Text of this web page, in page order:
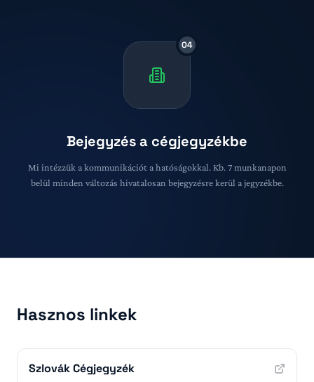
04
Bejegyzés a cégjegyzékbe
Mi intézzük a kommunikációt a hatóságokkal. Kb. 7 munkanapon
belül minden változás hivatalosan bejegyzésre kerül a jegyzékbe.
Hasznos linkek
Szlovák Cégjegyzék